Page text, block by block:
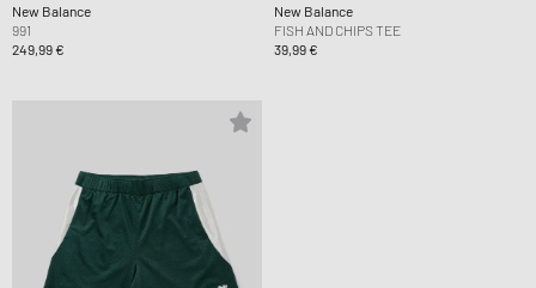
New Balance
991
249,99 €
New Balance
FISH AND CHIPS TEE
39,99 €